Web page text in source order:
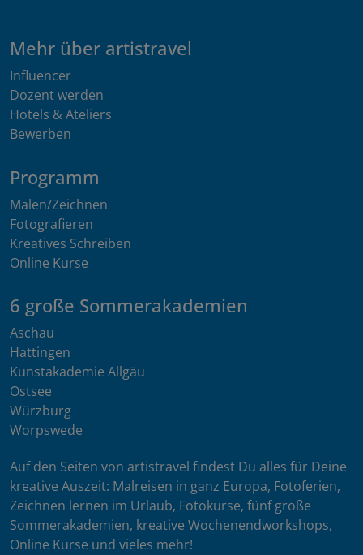
Mehr über artistravel
Influencer
Dozent werden
Hotels & Ateliers
Bewerben
Programm
Malen/Zeichnen
Fotografieren
Kreatives Schreiben
Online Kurse
6 große Sommerakademien
Aschau
Hattingen
Kunstakademie Allgäu
Ostsee
Würzburg
Worpswede
Auf den Seiten von artistravel findest Du alles für Deine
kreative Auszeit: Malreisen in ganz Europa, Fotoferien,
Zeichnen lernen im Urlaub, Fotokurse, fünf große
Sommerakademien, kreative Wochenendworkshops,
Online Kurse und vieles mehr!